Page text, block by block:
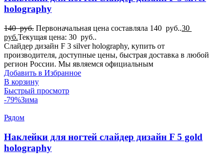
holography
140руб. Первоначальная цена составляла 140 руб..30
руб.Текущая цена: 30 руб..
Слайдер дизайн F 3 silver holography, купить от
производителя, доступные цены, быстрая доставка в любой
регион России. Мы являемся официальным
Добавить в Избранное
В корзину
Быстрый просмотр
-79%Зима
Рядом
Наклейки для ногтей слайдер дизайн F 5 gold
holography